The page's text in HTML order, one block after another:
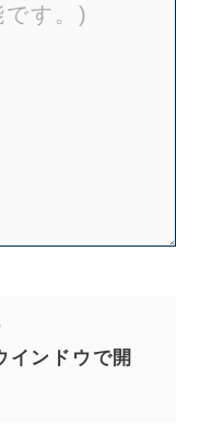
インドウで開